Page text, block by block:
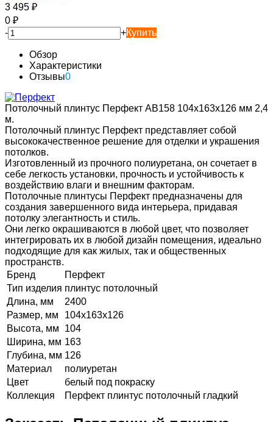
3 495 ₽
0 ₽
-
+Купить
Обзор
Характеристики
Отзывы0
Потолочный плинтус Перфект AB158 104х163х126 мм 2,4
м.
Потолочный плинтус Перфект представляет собой
высококачественное решение для отделки и украшения
потолков.
Изготовленный из прочного полиуретана, он сочетает в
себе легкость установки, прочность и устойчивость к
воздействию влаги и внешним факторам.
Потолочные плинтусы Перфект предназначены для
создания завершенного вида интерьера, придавая
потолку элегантность и стиль.
Они легко окрашиваются в любой цвет, что позволяет
интегрировать их в любой дизайн помещения, идеально
подходящие для как жилых, так и общественных
пространств.
Бренд
Перфект
Тип изделия плинтус потолочный
Длина, мм
2400
Размер, мм
104х163х126
Высота, мм
104
Ширина, мм 163
Глубина, мм 126
Материал
полиуретан
Цвет
белый под покраску
Коллекция
Перфект плинтус потолочный гладкий